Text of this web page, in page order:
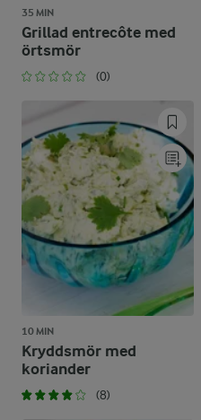
35 MIN
Grillad entrecôte med
örtsmör
(0)
10 MIN
Kryddsmör med
koriander
(8)